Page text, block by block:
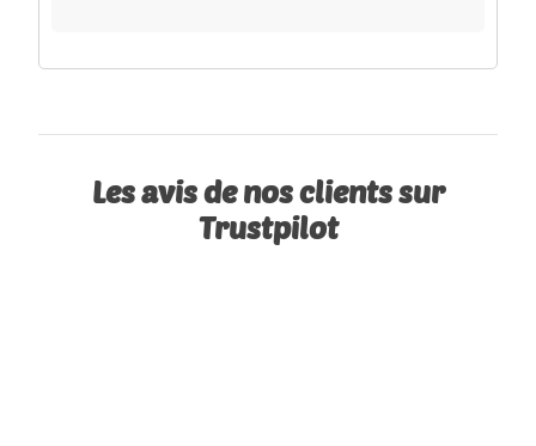
Les avis de nos clients sur
Trustpilot